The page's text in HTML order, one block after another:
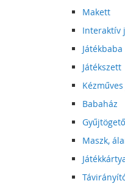
Makett
Interaktív
Játékszett
Babaház
Maszk,